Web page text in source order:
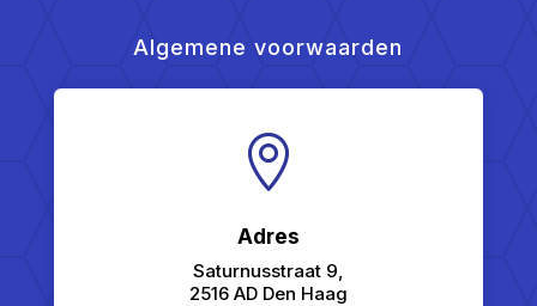
Algemene voorwaarden

Adres
Saturnusstraat 9,
2516 AD Den Haag